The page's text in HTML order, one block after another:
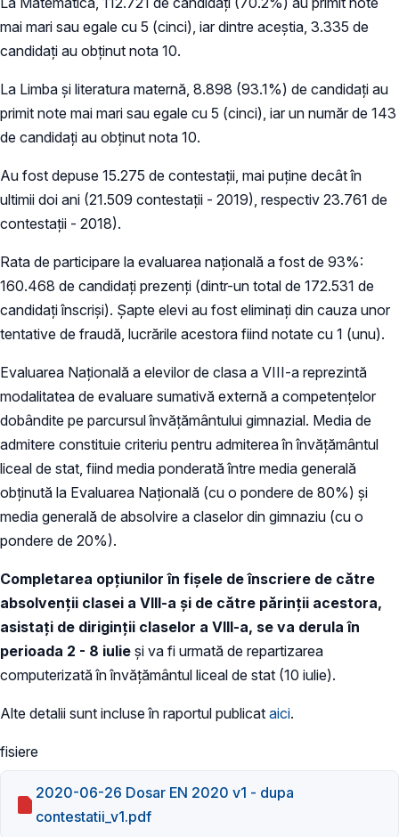
mai mari sau egale cu 5 (cinci), iar dintre aceștia, 3.335 de
candidați au obținut nota 10.
La Limba și literatura maternă, 8.898 (93.1%) de candidați au
primit note mai mari sau egale cu 5 (cinci), iar un număr de 143
de candidați au obținut nota 10.
Au fost depuse 15.275 de contestații, mai puține decât în
ultimii doi ani (21.509 contestații - 2019), respectiv 23.761 de
contestații - 2018).
Rata de participare la evaluarea națională a fost de 93%:
160.468 de candidați prezenți (dintr-un total de 172.531 de
candidați înscriși). Șapte elevi au fost eliminați din cauza unor
tentative de fraudă, lucrările acestora fiind notate cu 1 (unu).
Evaluarea Națională a elevilor de clasa a VIII-a reprezintă
modalitatea de evaluare sumativă externă a competențelor
dobândite pe parcursul învățământului gimnazial. Media de
admitere constituie criteriu pentru admiterea în învățământul
liceal de stat, fiind media ponderată între media generală
obținută la Evaluarea Națională (cu o pondere de 80%) și
media generală de absolvire a claselor din gimnaziu (cu o
pondere de 20%).
Completarea opțiunilor în fișele de înscriere de către
absolvenții clasei a VIII-a și de către părinții acestora,
asistați de diriginții claselor a VIII-a, se va derula în
perioada 2 - 8 iulie și va fi urmată de repartizarea
computerizată în învățământul liceal de stat (10 iulie).
Alte detalii sunt incluse în raportul publicat aici.
fisiere
2020-06-26 Dosar EN 2020 v1 - dupa
contestatii_v1.pdf